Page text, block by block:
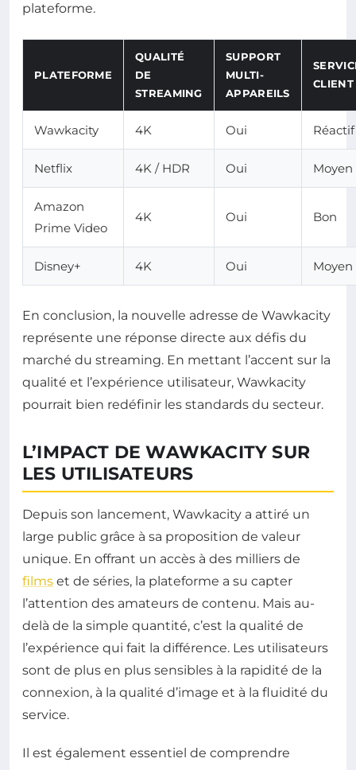
plateforme.
PLATEFORME
QUALITÉ
DE
STREAMING
SUPPORT
MULTI-
APPAREILS
CLIENT
Wawkacity 4K Oui Réactif
Netflix 4K / HDR Oui Moyen
Amazon
Prime Video
4K Oui Bon
Disney+ 4K Oui Moyen
En conclusion, la nouvelle adresse de Wawkacity
représente une réponse directe aux défis du
marché du streaming. En mettant l’accent sur la
qualité et l’expérience utilisateur, Wawkacity
pourrait bien redéfinir les standards du secteur.
L’IMPACT DE WAWKACITY SUR
LES UTILISATEURS
Depuis son lancement, Wawkacity a attiré un
large public grâce à sa proposition de valeur
unique. En offrant un accès à des milliers de
films et de séries, la plateforme a su capter
l’attention des amateurs de contenu. Mais au-
delà de la simple quantité, c’est la qualité de
l’expérience qui fait la différence. Les utilisateurs
sont de plus en plus sensibles à la rapidité de la
connexion, à la qualité d’image et à la fluidité du
service.
Il est également essentiel de comprendre